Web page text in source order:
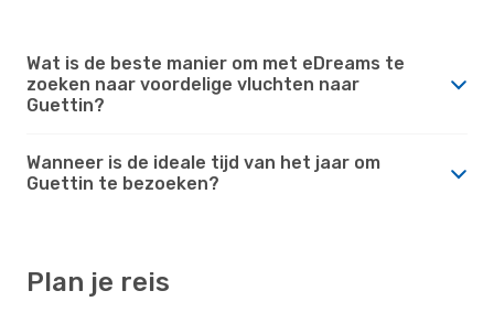
Wat is de beste manier om met eDreams te
zoeken naar voordelige vluchten naar
Guettin?
Wanneer is de ideale tijd van het jaar om
Guettin te bezoeken?
Plan je reis